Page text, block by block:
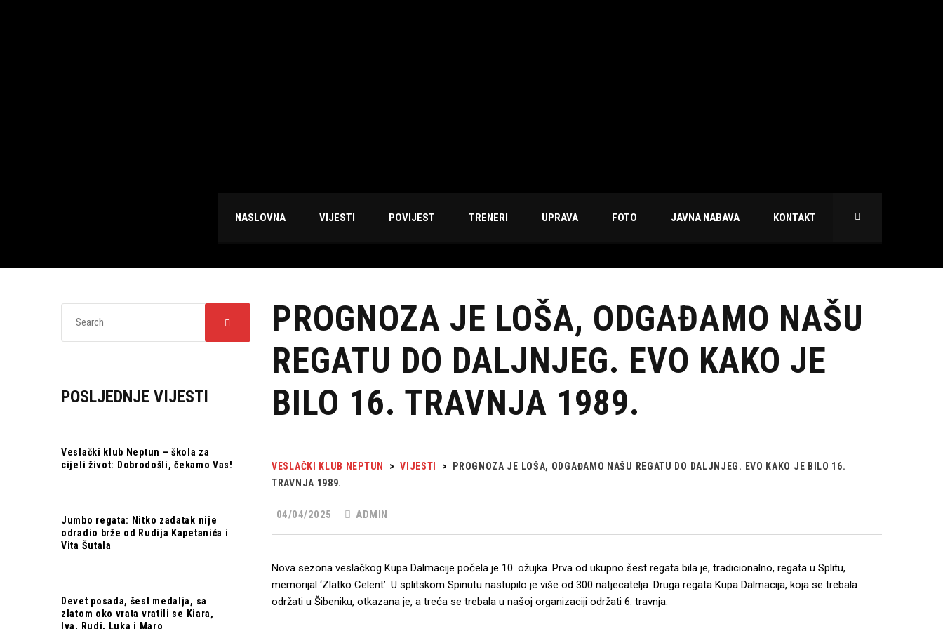
NASLOVNA VIJESTI POVIJEST TRENERI UPRAVA FOTO JAVNA NABAVA KONTAKT
PROGNOZA JE LOŠA, ODGAĐAMO NAŠU
REGATU DO DALJNJEG. EVO KAKO JE
BILO 16. TRAVNJA 1989.
VESLAČKI KLUB NEPTUN > VIJESTI >
PROGNOZA JE LOŠA, ODGAĐAMO NAŠU REGATU DO DALJNJEG. EVO KAKO JE BILO 16.
TRAVNJA 1989.
04/04/2025 ADMIN
Nova sezona veslačkog Kupa Dalmacije počela je 10. ožujka. Prva od ukupno šest regata bila je, tradicionalno, regata u Splitu,
memorijal ‘Zlatko Celent’. U splitskom Spinutu nastupilo je više od 300 natjecatelja. Druga regata Kupa Dalmacija, koja se trebala
održati u Šibeniku, otkazana je, a treća se trebala u našoj organizaciji održati 6. travnja.
POSLJEDNJE VIJESTI
Veslački klub Neptun – škola za
cijeli život: Dobrodošli, čekamo Vas!
Jumbo regata: Nitko zadatak nije
odradio brže od Rudija Kapetanića i
Vita Šutala
Devet posada, šest medalja, sa
zlatom oko vrata vratili se Kiara,
Iva, Rudi, Luka i Maro